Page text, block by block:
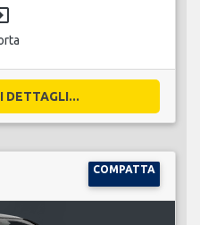
DETTAGLI...
COMPATTA